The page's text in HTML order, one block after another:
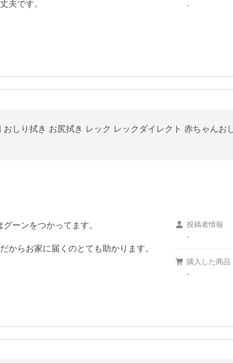
夫です。
-
ーンをつかってます。
からお家に届くのとても助かります。
投稿者情報
-
購入した商品
-